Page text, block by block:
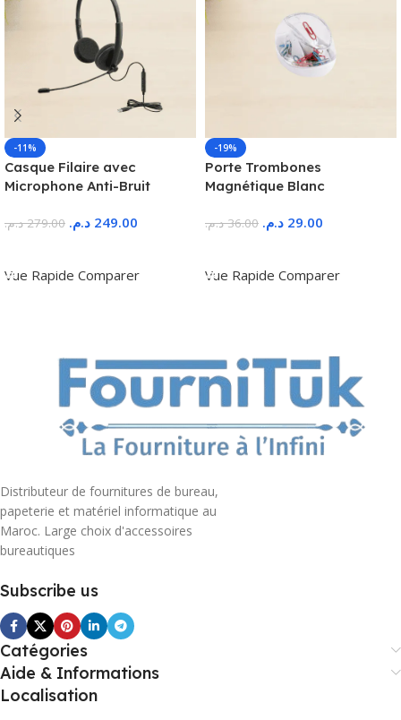
-11%
Casque Filaire avec
Microphone Anti-Bruit
279.00 د.م. 249.00 د.م.
Vue Rapide Comparer
-19%
Porte Trombones
Magnétique Blanc
36.00 د.م. 29.00 د.م.
Vue Rapide Comparer
Distributeur de fournitures de bureau,
papeterie et matériel informatique au
Maroc. Large choix d'accessoires
bureautiques
Subscribe us
Catégories
Aide & Informations
Localisation